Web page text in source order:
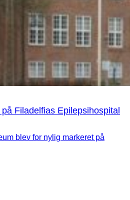
Filadelfias Epilepsihospital
blev for nylig markeret på